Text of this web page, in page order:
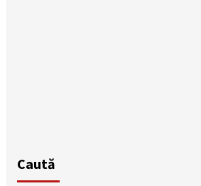
Caută